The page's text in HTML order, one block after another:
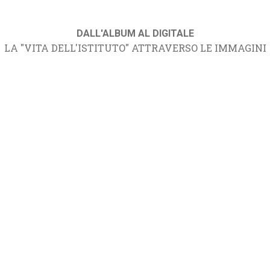
DALL'ALBUM AL DIGITALE
LA "VITA DELL'ISTITUTO" ATTRAVERSO LE IMMAGINI